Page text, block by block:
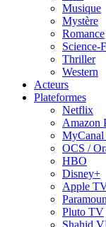
Musique
Mystère
Romance
Science-
Thriller
Western
Acteurs
Plateformes
Netflix
Amazon
MyCanal
OCS /
HBO
Disney+
Apple
Pluto TV
Shahid